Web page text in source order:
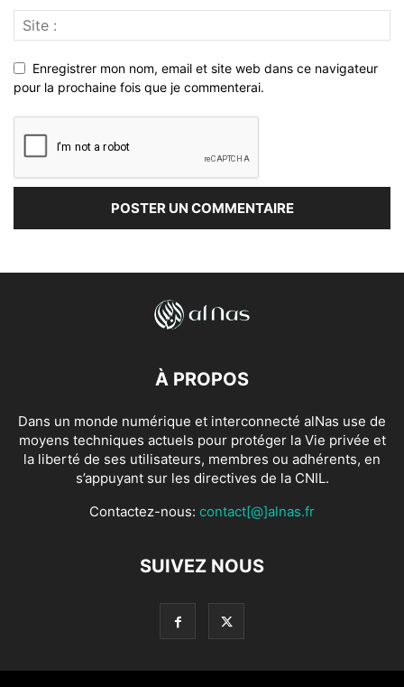
Enregistrer mon nom, email et site web dans ce navigateur
pour la prochaine fois que je commenterai.
À PROPOS
Dans un monde numérique et interconnecté alNas use de
moyens techniques actuels pour protéger la Vie privée et
la liberté de ses utilisateurs, membres ou adhérents, en
s’appuyant sur les directives de la CNIL.
Contactez-nous: contact[@]alnas.fr
SUIVEZ NOUS